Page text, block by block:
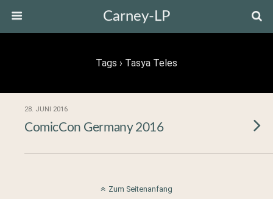
Carney-LP
Tags › Tasya Teles
28. JUNI 2016
ComicCon Germany 2016
Zum Seitenanfang